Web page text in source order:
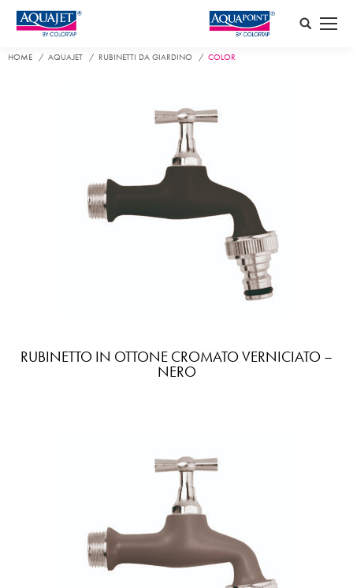
Search:
HOME AQUAJET RUBINETTI DA GIARDINO COLOR
RUBINETTO IN OTTONE CROMATO VERNICIATO –
NERO